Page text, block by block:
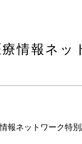
療情報ネ
報ネットワーク特別